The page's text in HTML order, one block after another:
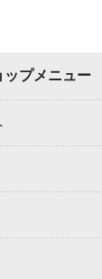
ップメニュー